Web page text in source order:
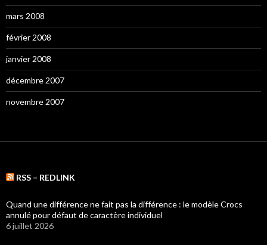
mars 2008
février 2008
janvier 2008
décembre 2007
novembre 2007
RSS – REDLINK
Quand une différence ne fait pas la différence : le modèle Crocs
annulé pour défaut de caractère individuel
6 juillet 2026